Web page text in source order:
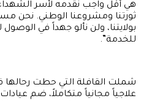
هي أقل واجب نقدمه لأسر
ثورتنا ومشروعنا الوطني. نحن
بولايتنا، ولن نألو جهداً في
للخدمة”.
شملت القافلة التي حطت رحالها في
علاجياً مجانياً متكاملاً، ضم